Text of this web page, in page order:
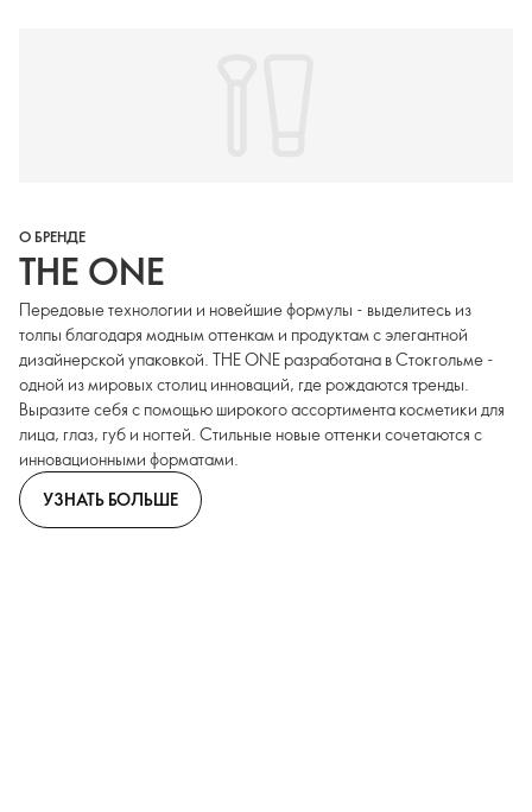
О БРЕНДЕ
THE ONE
Передовые технологии и новейшие формулы - выделитесь из
толпы благодаря модным оттенкам и продуктам с элегантной
дизайнерской упаковкой. THE ONE разработана в Стокгольме -
одной из мировых столиц инноваций, где рождаются тренды.
Выразите себя с помощью широкого ассортимента косметики для
лица, глаз, губ и ногтей. Стильные новые оттенки сочетаются с
инновационными форматами.
УЗНАТЬ БОЛЬШЕ